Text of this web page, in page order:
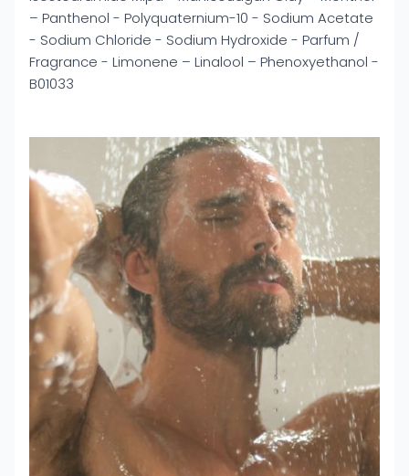
– Panthenol - Polyquaternium-10 - Sodium Acetate
- Sodium Chloride - Sodium Hydroxide - Parfum /
Fragrance - Limonene – Linalool – Phenoxyethanol -
B01033